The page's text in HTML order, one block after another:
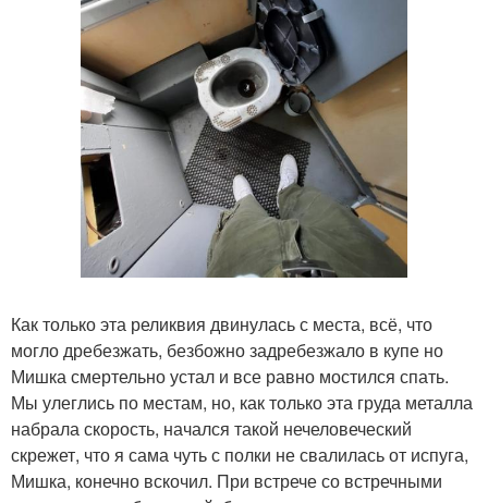
Как только эта реликвия двинулась с места, всё, что
могло дребезжать, безбожно задребезжало в купе но
Мишка смертельно устал и все равно мостился спать.
Мы улеглись по местам, но, как только эта груда металла
набрала скорость, начался такой нечеловеческий
скрежет, что я сама чуть с полки не свалилась от испуга,
Мишка, конечно вскочил. При встрече со встречными